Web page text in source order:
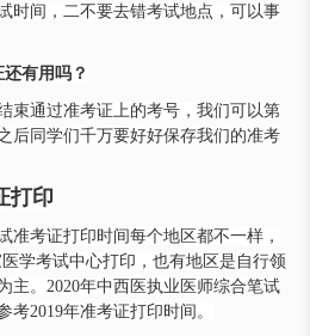
时间，二不要去错考试地点，可以事
有用吗？
束通过准考证上的考号，我们可以第
后同学们千万要好好保存我们的准考
打印
准考证打印时间每个地区都不一样，
学考试中心打印，也有地区是自行领
主。2020年中西医执业医师综合笔试
2019年准考证打印时间。